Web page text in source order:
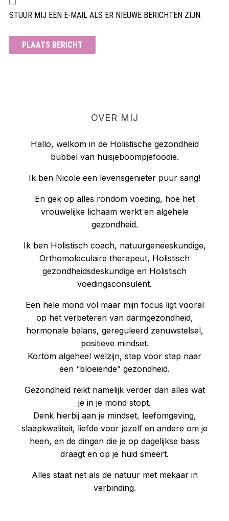
STUUR MIJ EEN E-MAIL ALS ER NIEUWE BERICHTEN ZIJN.
OVER MIJ
Hallo, welkom in de Holistische gezondheid
bubbel van huisjeboompjefoodie.
Ik ben Nicole een levensgenieter puur sang!
En gek op alles rondom voeding, hoe het
vrouwelijke lichaam werkt en algehele
gezondheid.
Ik ben Holistisch coach, natuurgeneeskundige,
Orthomoleculaire therapeut, Holistisch
gezondheidsdeskundige en Holistisch
voedingsconsulent.
Een hele mond vol maar mijn focus ligt vooral
op het verbeteren van darmgezondheid,
hormonale balans, gereguleerd zenuwstelsel,
positieve mindset.
Kortom algeheel welzijn, stap voor stap naar
een “bloeiende” gezondheid.
Gezondheid reikt namelijk verder dan alles wat
je in je mond stopt.
Denk hierbij aan je mindset, leefomgeving,
slaapkwaliteit, liefde voor jezelf en andere om je
heen, en de dingen die je op dagelijkse basis
draagt en op je huid smeert.
Alles staat net als de natuur met mekaar in
verbinding.